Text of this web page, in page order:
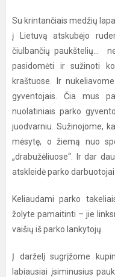
Su krintančiais medžių
į Lietuvą atskubėjo
čiulbančių paukštelių...
pasidomėti ir sužinoti
kraštuose. Ir
gyventojais. Čia mus
nuolatiniais parko
juodvarniu. Sužinojome,
mėsytę, o žiemą nuo
„drabužėliuose“. Ir dar
atskleidė parko darbuotojai.
Keliaudami parko
žolyte pamaitinti – jie
vaišių iš parko lankytojų.
Į darželį sugrįžome
labiausiai įsiminusius